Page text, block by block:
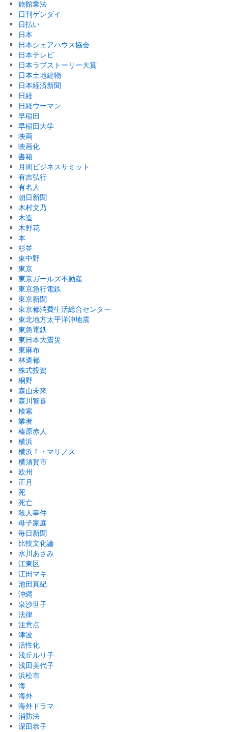
旅館業法
日刊ゲンダイ
日払い
日本
日本シェアハウス協会
日本テレビ
日本ラブストーリー大賞
日本土地建物
日本経済新聞
日経
日経ウーマン
早稲田
早稲田大学
映画
映画化
書籍
月間ビジネスサミット
有吉弘行
有名人
朝日新聞
木村文乃
木造
木野花
本
杉並
東中野
東京
東京ガールズ不動産
東京急行電鉄
東京新聞
東京都消費生活総合センター
東北地方太平洋沖地震
東急電鉄
東日本大震災
東麻布
林遣都
株式投資
桐野
森山未來
森川智喜
検索
業者
榛原赤人
横浜
横浜ｆ・マリノス
横須賀市
欧州
正月
死
死亡
殺人事件
母子家庭
毎日新聞
比較文化論
水川あさみ
江東区
江田マキ
池田真紀
沖縄
泉沙世子
法律
注意点
津波
活性化
浅丘ルリ子
浅田美代子
浜松市
海
海外
海外ドラマ
消防法
深田恭子